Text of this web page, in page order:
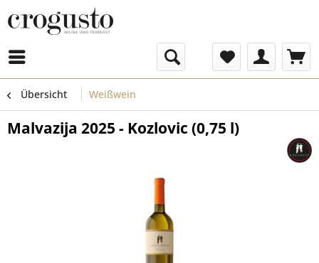
Übersicht Weißwein
Malvazija 2025 - Kozlovic (0,75 l)